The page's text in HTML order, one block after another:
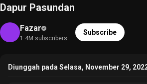
Dapur Pasundan
Fazar
1.4M subscribers
Subscribe
Diunggah pada Selasa, November 29,